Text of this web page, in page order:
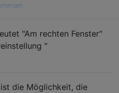
"Am rechten Fenster"
"
ist die Möglichkeit, die